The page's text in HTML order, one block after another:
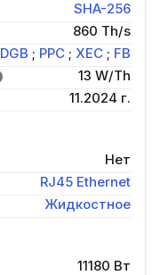
SHA-256
860 Th/s
DGB ; PPC ; XEC ; FB
13 W/Th
11.2024 г.
Нет
RJ45 Ethernet
Жидкостное
11180 Вт